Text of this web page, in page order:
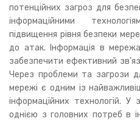
потенційних загроз для
інформаційними
підвищення рівня безпеки
до атак. Інформація в
забезпечити ефективний
Через проблеми та загрози
мережі є одним із
інформаційних технологій.
однією з головних потреб в